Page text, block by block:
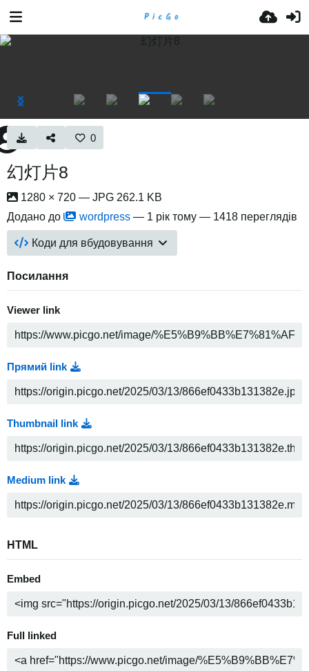
0
幻灯片8
1280 × 720 — JPG 262.1 KB
Додано до
wordpress — 1 рік тому — 1418 переглядів
Коди для вбудовування
Посилання
Viewer link
Прямий link
Thumbnail link
Medium link
HTML
Embed
Full linked